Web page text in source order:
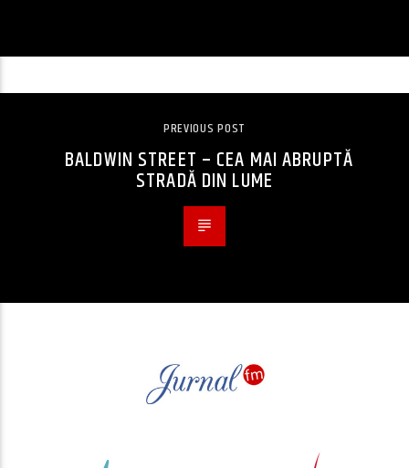
PREVIOUS POST
BALDWIN STREET – CEA MAI ABRUPTĂ
STRADĂ DIN LUME